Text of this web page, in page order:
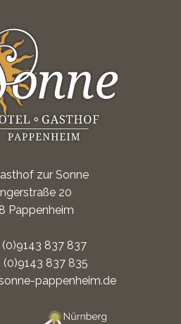
zur Sonne
20
Pappenheim
(0)9143 837 837
(0)9143 837 835
pappenheim.de